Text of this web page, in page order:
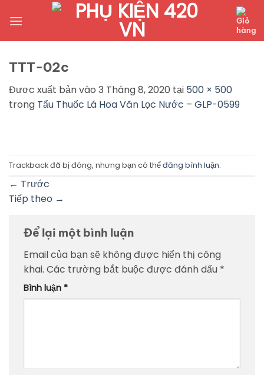
qua
TTT-02c
Được xuất bản vào 3 Tháng 8, 2020 tại 500 × 500
trong Tẩu Thuốc Lá Hoa Văn Lọc Nước – GLP-0599
Trackback đã bị đóng, nhưng bạn có thểđăng bình luận.
← Trước
Tiếp theo →
Để lại một bình luận
Email của bạn sẽ không được hiển thị công
khai. Các trường bắt buộc được đánh dấu *
Bình luận *